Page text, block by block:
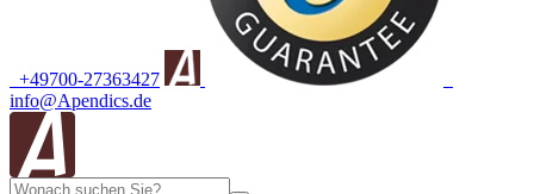
+49700-27363427
info@Apendics.de